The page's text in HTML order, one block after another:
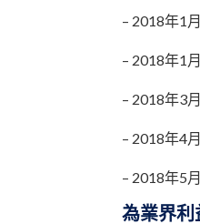
– 2018年1
– 2018年1
– 2018年3
– 2018年4
– 2018年5
為業界利